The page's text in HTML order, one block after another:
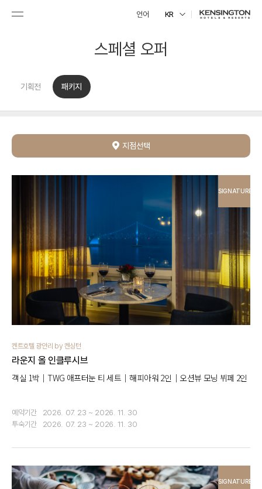
언어 KR
스페셜 오퍼
기획전 패키지
지점선택
SIGNATURE
켄트호텔 광안리 by 켄싱턴
라운지 올 인클루시브
객실 1박｜TWG 애프터눈 티 세트｜해피아워 2인｜오션뷰 모닝 뷔페 2인
예약기간
2026. 07. 23 ~ 2026. 11. 30
투숙기간
2026. 07. 23 ~ 2026. 11. 30
SIGNATURE